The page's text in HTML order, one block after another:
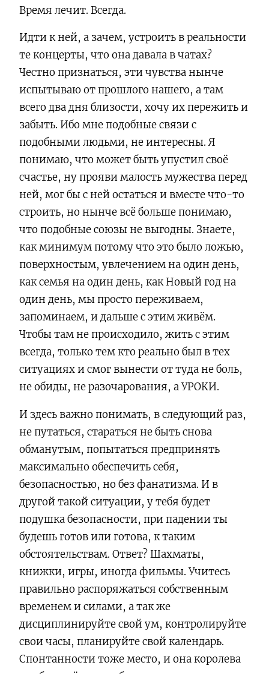
Время лечит. Всегда.
Идти к ней, а зачем, устроить в реальности
те концерты, что она давала в чатах?
Честно признаться, эти чувства нынче
испытываю от прошлого нашего, а там
всего два дня близости, хочу их пережить и
забыть. Ибо мне подобные связи с
подобными людьми, не интересны. Я
понимаю, что может быть упустил своё
счастье, ну прояви малость мужества перед
ней, мог бы с ней остаться и вместе что-то
строить, но нынче всё больше понимаю,
что подобные союзы не выгодны. Знаете,
как минимум потому что это было ложью,
поверхностым, увлечением на один день,
как семья на один день, как Новый год на
один день, мы просто переживаем,
запоминаем, и дальше с этим живём.
Чтобы там не происходило, жить с этим
всегда, только тем кто реально был в тех
ситуациях и смог вынести от туда не боль,
не обиды, не разочарования, а УРОКИ.
И здесь важно понимать, в следующий раз,
не путаться, стараться не быть снова
обманутым, попытаться предпринять
максимально обеспечить себя,
безопасностью, но без фанатизма. И в
другой такой ситуации, у тебя будет
подушка безопасности, при падении ты
будешь готов или готова, к таким
обстоятельствам. Ответ? Шахматы,
книжки, игры, иногда фильмы. Учитесь
правильно распоряжаться собственным
временем и силами, а так же
дисциплинируйте свой ум, контролируйте
свои часы, планируйте свой календарь.
Спонтанности тоже место, и она королева